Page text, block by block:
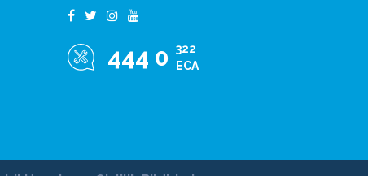
444 0
322
ECA